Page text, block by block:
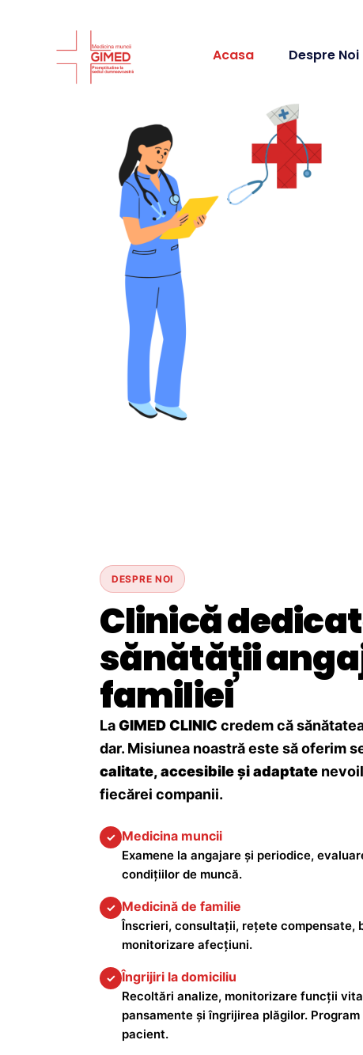
Acasa Despre Noi
DESPRE NOI
Clinică
sănătății
familiei
LaGIMED CLINIC credem că
dar. Misiunea noastră este să oferim
calitate, accesibile și adaptate
fiecărei companii.
✓ Medicina muncii
Examene la angajare și periodice,
condițiilor de muncă.
✓ Medicină de familie
Înscrieri, consultații, rețete compensate,
monitorizare afecțiuni.
✓ Îngrijiri la domiciliu
Recoltări analize, monitorizare funcții
pansamente și îngrijirea plăgilor.
pacient.